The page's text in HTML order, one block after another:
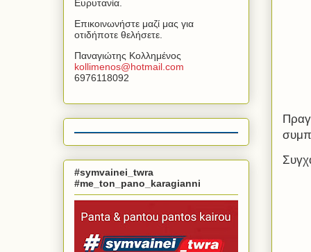
Ευρυτανία.
Επικοινωνήστε μαζί μας για
οτιδήποτε θελήσετε.
Παναγιώτης Κολλημένος
kollimenos@hotmail com
6976118092
#symvainei_twra
#me_ton_pano_karagianni